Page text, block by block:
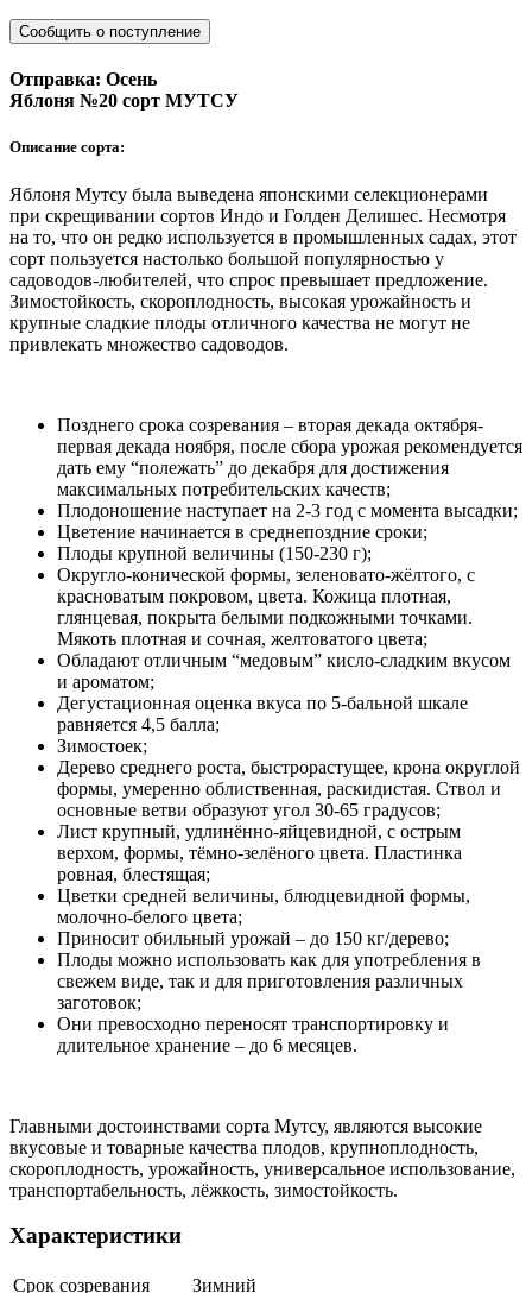
Отправка: Осень
Яблоня №20 сорт МУТСУ
Описание сорта:
Яблоня Мутсу была выведена японскими селекционерами
при скрещивании сортов Индо и Голден Делишес. Несмотря
на то, что он редко используется в промышленных садах, этот
сорт пользуется настолько большой популярностью у
садоводов-любителей, что спрос превышает предложение.
Зимостойкость, скороплодность, высокая урожайность и
крупные сладкие плоды отличного качества не могут не
привлекать множество садоводов.
Позднего срока созревания – вторая декада октября-
первая декада ноября, после сбора урожая рекомендуется
дать ему “полежать” до декабря для достижения
максимальных потребительских качеств;
Плодоношение наступает на 2-3 год с момента высадки;
Цветение начинается в среднепоздние сроки;
Плоды крупной величины (150-230 г);
Округло-конической формы, зеленовато-жёлтого, с
красноватым покровом, цвета. Кожица плотная,
глянцевая, покрыта белыми подкожными точками.
Мякоть плотная и сочная, желтоватого цвета;
Обладают отличным “медовым” кисло-сладким вкусом
и ароматом;
Дегустационная оценка вкуса по 5-бальной шкале
равняется 4,5 балла;
Зимостоек;
Дерево среднего роста, быстрорастущее, крона округлой
формы, умеренно облиственная, раскидистая. Ствол и
основные ветви образуют угол 30-65 градусов;
Лист крупный, удлинённо-яйцевидной, с острым
верхом, формы, тёмно-зелёного цвета. Пластинка
ровная, блестящая;
Цветки средней величины, блюдцевидной формы,
молочно-белого цвета;
Приносит обильный урожай – до 150 кг/дерево;
Плоды можно использовать как для употребления в
свежем виде, так и для приготовления различных
заготовок;
Они превосходно переносят транспортировку и
длительное хранение – до 6 месяцев.
Главными достоинствами сорта Мутсу, являются высокие
вкусовые и товарные качества плодов, крупноплодность,
скороплодность, урожайность, универсальное использование,
транспортабельность, лёжкость, зимостойкость.
Характеристики
Срок созревания Зимний